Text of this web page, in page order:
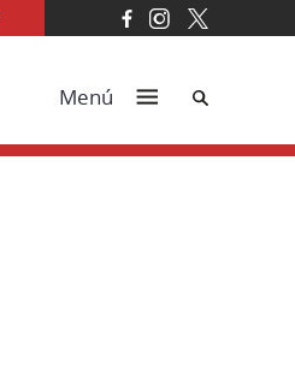
Menú Cerca